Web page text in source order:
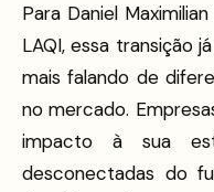
Para Daniel
LAQI, essa transição
mais falando de
no mercado.
impacto à sua
desconectadas do